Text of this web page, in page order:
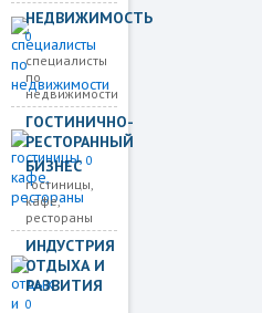
НЕДВИЖИМОСТЬ
0
специалисты
по
недвижимости
ГОСТИНИЧНО-
РЕСТОРАННЫЙ
БИЗНЕС0
гостиницы,
кафе,
рестораны
ИНДУСТРИЯ
ОТДЫХА И
РАЗВИТИЯ
0